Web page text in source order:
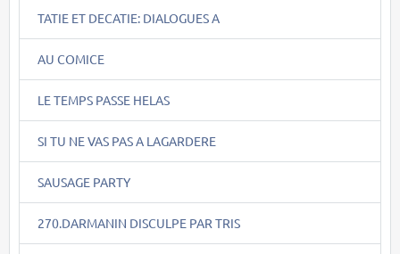
TATIE ET DECATIE: DIALOGUES A
AU COMICE
LE TEMPS PASSE HELAS
SI TU NE VAS PAS A LAGARDERE
SAUSAGE PARTY
270.DARMANIN DISCULPE PAR TRIS